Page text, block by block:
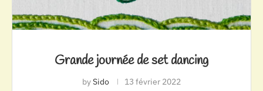
Grande journée de set dancing
bySido 13 février 2022